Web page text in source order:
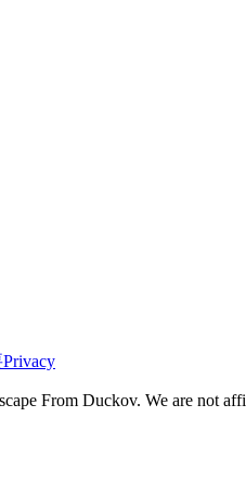
Privacy
From Duckov. We are not